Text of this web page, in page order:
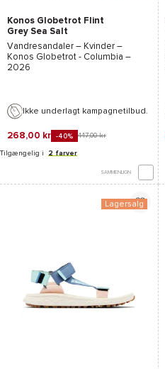
Konos Globetrot Flint
Grey Sea Salt
Vandresandaler – Kvinder –
Konos Globetrot - Columbia –
2026
Ikke underlagt kampagnetilbud.
268,00 kr -40% 447,00 kr
Tilgængelig i 2 farver
SAMMENLIGN
Lagersalg